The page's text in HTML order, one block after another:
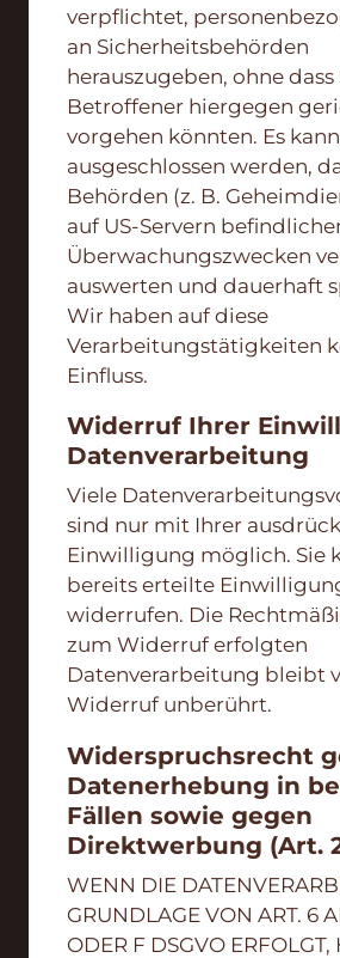
verpflichtet,
an Sicherheitsbehörden
herauszugeben, ohne dass
Betroffener hiergegen
vorgehen könnten. Es
ausgeschlossen werden,
Behörden (z. B.
auf US-Servern
Überwachungszwecken
auswerten und dauerhaft
Wir haben auf diese
Verarbeitungstätigkeiten
Einfluss.
Widerruf Ihrer
Datenverarbeitung
Viele
sind nur mit Ihrer
Einwilligung möglich. Sie
bereits erteilte
widerrufen. Die
zum Widerruf erfolgten
Datenverarbeitung bleibt
Widerruf unberührt.
Widerspruchsrecht
Datenerhebung in
Fällen sowie gegen
Direktwerbung (Art.
WENN DIE
GRUNDLAGE VON ART. 6
ODER F DSGVO ERFOLGT,